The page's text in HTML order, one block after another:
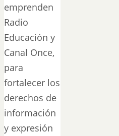
emprenden
Radio
Educación y
Canal Once,
para
fortalecer los
derechos de
información
y expresión